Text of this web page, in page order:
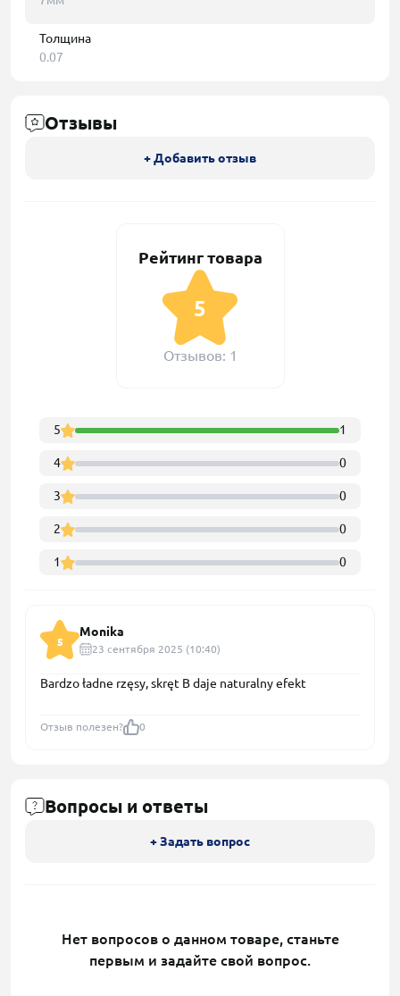
Толщина
0.07
Отзывы
+ Добавить отзыв
Рейтинг товара
5
Отзывов: 1
5 1
4 0
3 0
2 0
1 0
5
Monika
23 сентября 2025 (10:40)
Bardzo ładne rzęsy, skręt B daje naturalny efekt
Отзыв полезен? 0
Вопросы и ответы
+ Задать вопрос
Нет вопросов о данном товаре, станьте
первым и задайте свой вопрос.